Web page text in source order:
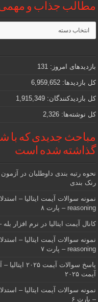
مطالب جذاب و مهمی
مطالب
جذاب
و
که
دنبالش
هستید
بازدیدهای امروز: 131
کل بازدیدها:6,959,652
کل بازدیدکنند‌گان:1,915,349
کل نوشته‌ها:2,326
مباحث جدیدی که با
گذاشته شده است
رنک بندی
reasoning – پارت ۸
کانال آیمت ایتالیا در نرم افزار
reasoning – پارت ۷
آیمت ۲۰۲۵
– پارت ۶